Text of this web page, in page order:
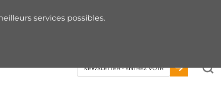
AVEC UN EXPERT
services possibles.